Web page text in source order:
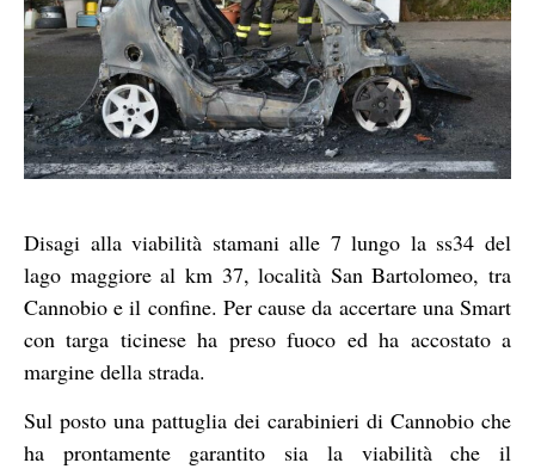
Disagi alla viabilità stamani alle 7 lungo la ss34 del
lago maggiore al km 37, località San Bartolomeo, tra
Cannobio e il confine. Per cause da accertare una Smart
con targa ticinese ha preso fuoco ed ha accostato a
margine della strada.
Sul posto una pattuglia dei carabinieri di Cannobio che
ha prontamente garantito sia la viabilità che il